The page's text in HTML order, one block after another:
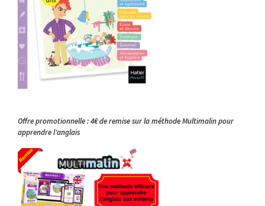
Offre promotionnelle : 4€ de remise sur la méthode Multimalin pour
apprendre l’anglais